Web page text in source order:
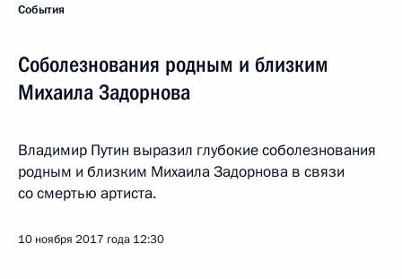
События
Соболезнования родным и близким
Михаила Задорнова
Владимир Путин выразил глубокие соболезнования
родным и близким Михаила Задорнова в связи
со смертью артиста.
10 ноября 2017 года 12:30